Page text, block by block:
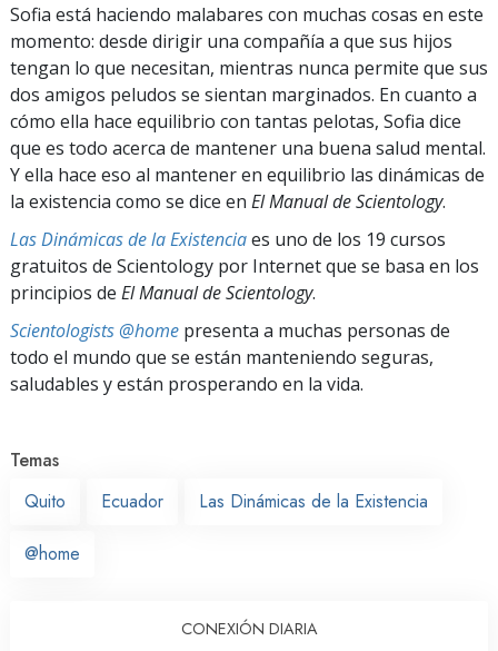
Sofia está haciendo malabares con muchas cosas en este
momento: desde dirigir una compañía a que sus hijos
tengan lo que necesitan, mientras nunca permite que sus
dos amigos peludos se sientan marginados. En cuanto a
cómo ella hace equilibrio con tantas pelotas, Sofia dice
que es todo acerca de mantener una buena salud mental.
Y ella hace eso al mantener en equilibrio las dinámicas de
la existencia como se dice en El Manual de Scientology.
Las Dinámicas de la Existenciaes uno de los 19 cursos
gratuitos de Scientology por Internet que se basa en los
principios de El Manual de Scientology.
Scientologists @home presenta a muchas personas de
todo el mundo que se están manteniendo seguras,
saludables y están prosperando en la vida.
Temas
Quito
Ecuador Las Dinámicas de la Existencia
@home
CONEXIÓN DIARIA